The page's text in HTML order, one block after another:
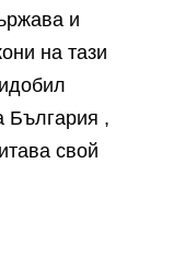
и
на тази
България ,
свой